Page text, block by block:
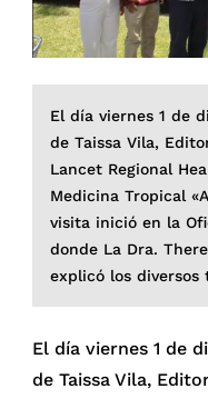
El día viernes 1 de
de Taissa Vila,
Lancet Regional
Medicina Tropical
visita inició en la
donde La Dra.
explicó los
El día viernes 1 de
de Taissa Vila,